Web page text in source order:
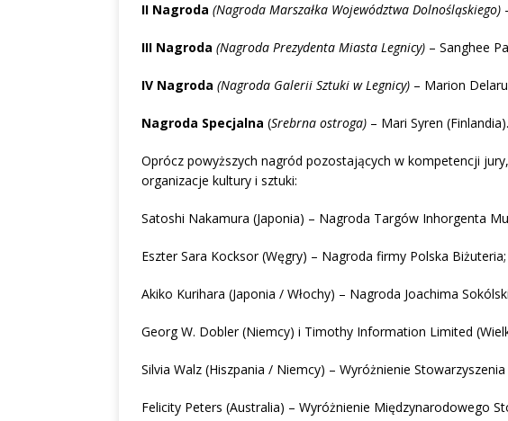
II Nagroda (Nagroda Marszałka Województwa Dolnośląskiego)
III Nagroda (Nagroda Prezydenta Miasta Legnicy) – Sanghee
IV Nagroda (Nagroda Galerii Sztuki w Legnicy) – Marion
Nagroda Specjalna (Srebrna ostroga) – Mari Syren (Finlandia).
Oprócz powyższych nagród pozostających w kompetencji
organizacje kultury i sztuki:
Satoshi Nakamura (Japonia) – Nagroda Targów Inhorgenta
Eszter Sara Kocksor (Węgry) – Nagroda firmy Polska Biżuteria;
Akiko Kurihara (Japonia / Włochy) – Nagroda Joachima
Georg W. Dobler (Niemcy) i Timothy Information Limited
Silvia Walz (Hiszpania / Niemcy) – Wyróżnienie
Felicity Peters (Australia) – Wyróżnienie Międzynarodowego